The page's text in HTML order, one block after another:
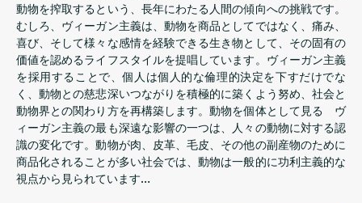
動物を搾取するという、長年にわたる人間の傾向への挑戦です。
むしろ、ヴィーガン主義は、動物を商品としてではなく、痛み、
喜び、そして様々な感情を経験できる生き物として、その固有の
価値を認めるライフスタイルを提唱しています。ヴィーガン主義
を採用することで、個人は個人的な倫理的決定を下すだけでな
く、動物との慈悲深いつながりを積極的に築くよう努め、社会と
動物界との関わり方を再構築します。動物を個体として見る ヴ
ィーガン主義の最も深遠な影響の一つは、人々の動物に対する認
識の変化です。動物が肉、皮革、毛皮、その他の副産物のために
商品化されることが多い社会では、動物は一般的に功利主義的な
視点から見られています…